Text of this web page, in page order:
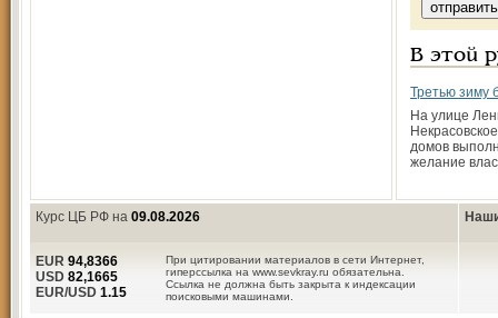
В этой
Третью зиму
На улице
домов
желание
Курс ЦБ РФ на 09.08.2026
При цитировании материалов в сети Интернет,
гиперссылка на www.sevkray.ru обязательна.
Ссылка не должна быть закрыта к индексации
поисковыми машинами.
EUR 94,8366
USD 82,1665
EUR/USD 1.15